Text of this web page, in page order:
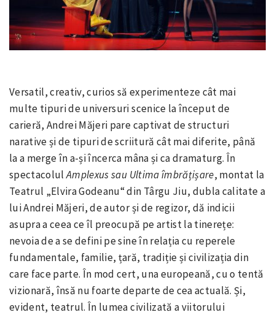
Versatil, creativ, curios să experimenteze cât mai
multe tipuri de universuri scenice la început de
carieră, Andrei Măjeri pare captivat de structuri
narative și de tipuri de scriitură cât mai diferite, până
la a merge în a-și încerca mâna și ca dramaturg. În
spectacolulAmplexus sau Ultimaîmbrățișare, montat la
Teatrul „Elvira Godeanu“ din Târgu Jiu, dubla calitate a
lui Andrei Măjeri, de autor și de regizor, dă indicii
asupra a ceea ce îl preocupă pe artist la tinerețe:
nevoia de a se defini pe sine în relația cu reperele
fundamentale, familie, țară, tradiție și civilizația din
care face parte. În mod cert, una europeană, cu o tentă
vizionară, însă nu foarte departe de cea actuală. Și,
evident, teatrul. În lumea civilizată a viitorului